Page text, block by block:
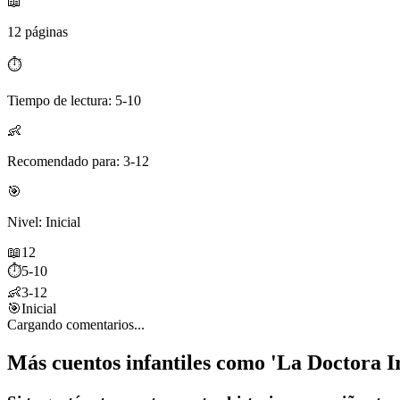
12 páginas
⏱️
Tiempo de lectura: 5-10
👶
Recomendado para: 3-12
🎯
Nivel: Inicial
📖12
⏱️5-10
👶3-12
🎯Inicial
Cargando comentarios...
Más cuentos infantiles como 'La Doctora